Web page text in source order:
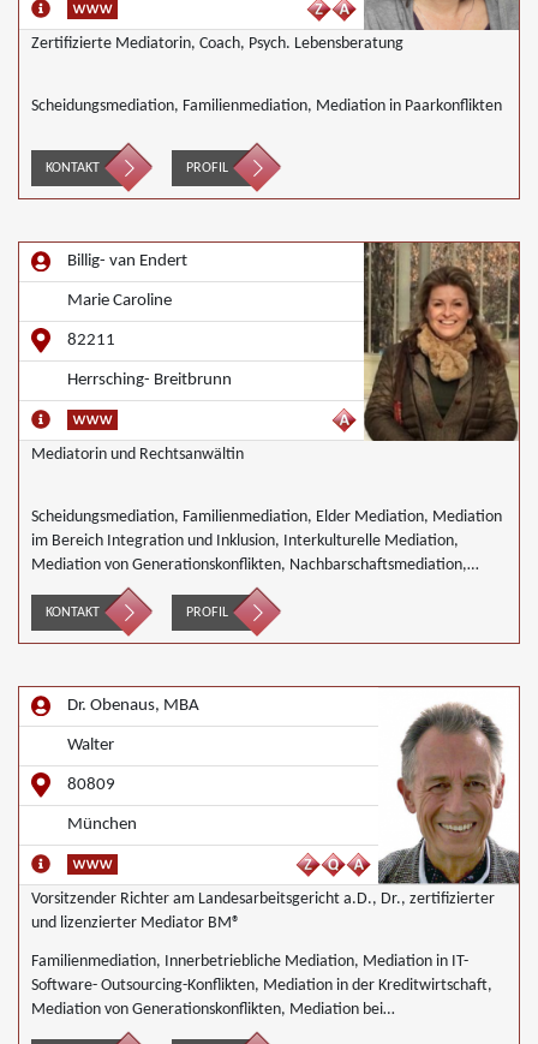
Zertifizierte Mediatorin, Coach, Psych. Lebensberatung
Scheidungsmediation, Familienmediation, Mediation in Paarkonflikten
KONTAKT PROFIL
Billig- van Endert
Marie Caroline
82211
Herrsching- Breitbrunn
Mediatorin und Rechtsanwältin
Scheidungsmediation, Familienmediation, Elder Mediation, Mediation
im Bereich Integration und Inklusion, Interkulturelle Mediation,
Mediation von Generationskonflikten, Nachbarschaftsmediation,
Schulmediation
KONTAKT PROFIL
Dr. Obenaus, MBA
Walter
80809
München
Vorsitzender Richter am Landesarbeitsgericht a.D., Dr., zertifizierter
und lizenzierter Mediator BM®
Familienmediation, Innerbetriebliche Mediation, Mediation in IT-
Software- Outsourcing-Konflikten, Mediation in der Kreditwirtschaft,
Mediation von Generationskonflikten, Mediation bei
Gesellschafterkonflikten, Mediation bei Team- und Gruppenkonflikten,